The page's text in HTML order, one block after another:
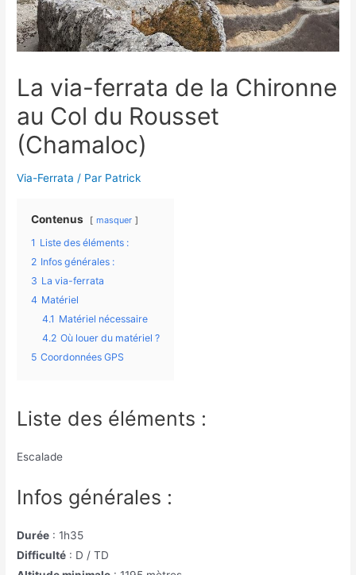
La via-ferrata de la Chironne
au Col du Rousset
(Chamaloc)
Via-Ferrata / Par Patrick
Contenus masquer
1 Liste des éléments :
2 Infos générales :
3 La via-ferrata
4 Matériel
4.1 Matériel nécessaire
4.2 Où louer du matériel ?
5 Coordonnées GPS
Liste des éléments :
Escalade
Infos générales :
Durée : 1h35
Difficulté : D / TD